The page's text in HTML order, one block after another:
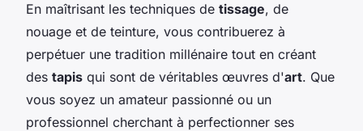
En maîtrisant les techniques de tissage, de
nouage et de teinture, vous contribuerez à
perpétuer une tradition millénaire tout en créant
des tapis qui sont de véritables œuvres d'art. Que
vous soyez un amateur passionné ou un
professionnel cherchant à perfectionner ses